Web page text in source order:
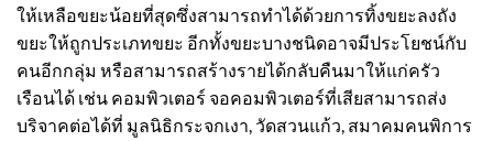
ให้เหลือขยะน้อยที่สุดซึ่งสามารถทำได้ด้วยการทิ้งขยะลงถัง
ขยะให้ถูกประเภทขยะ อีกทั้งขยะบางชนิดอาจมีประโยชน์กับ
คนอีกกลุ่ม หรือสามารถสร้างรายได้กลับคืนมาให้แก่ครัว
เรือนได้ เช่น คอมพิวเตอร์ จอคอมพิวเตอร์ที่เสียสามารถส่ง
บริจาคต่อได้ที่ มูลนิธิกระจกเงา, วัดสวนแก้ว, สมาคมคนพิการ